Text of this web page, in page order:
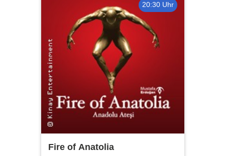
20:30 Uhr
Fire of Anatolia